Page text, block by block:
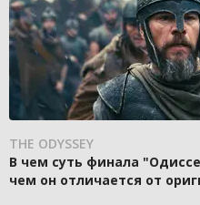
THE ODYSSEY
В чем суть финала
чем он отличается от